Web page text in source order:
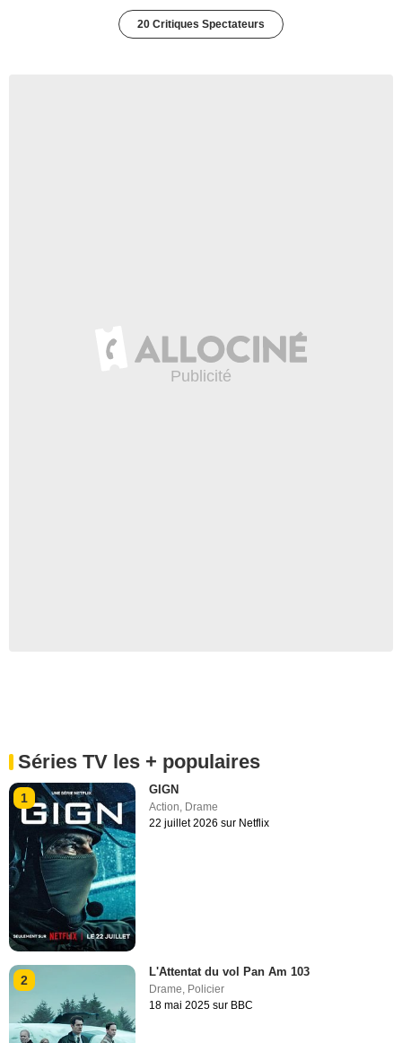
20 Critiques Spectateurs
Séries TV les + populaires
1
GIGN
Action, Drame
22 juillet 2026 sur Netflix
2
L'Attentat du vol Pan Am 103
Drame, Policier
18 mai 2025 sur BBC